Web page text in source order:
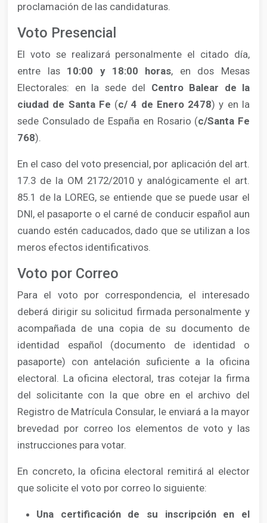
proclamación de las candidaturas.
Voto Presencial
El voto se realizará personalmente el citado día,
entre las 10:00 y 18:00 horas, en dos Mesas
Electorales: en la sede del Centro Balear de la
ciudad de Santa Fe (c/ 4 de Enero 2478) y en la
sede Consulado de España en Rosario (c/Santa Fe
768).
En el caso del voto presencial, por aplicación del art.
17.3 de la OM 2172/2010 y analógicamente el art.
85.1 de la LOREG, se entiende que se puede usar el
DNI, el pasaporte o el carné de conducir español aun
cuando estén caducados, dado que se utilizan a los
meros efectos identificativos.
Voto por Correo
Para el voto por correspondencia, el interesado
deberá dirigir su solicitud firmada personalmente y
acompañada de una copia de su documento de
identidad español (documento de identidad o
pasaporte) con antelación suficiente a la oficina
electoral. La oficina electoral, tras cotejar la firma
del solicitante con la que obre en el archivo del
Registro de Matrícula Consular, le enviará a la mayor
brevedad por correo los elementos de voto y las
instrucciones para votar.
En concreto, la oficina electoral remitirá al elector
que solicite el voto por correo lo siguiente:
Una certificación de su inscripción en el